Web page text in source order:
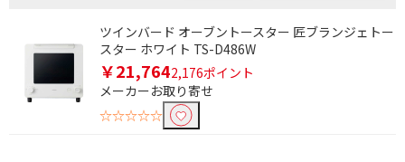
ツインバード オーブントースター 匠ブランジェトー
スター ホワイト TS-D486W
￥21,7642,176ポイント
メーカーお取り寄せ
☆☆☆☆☆